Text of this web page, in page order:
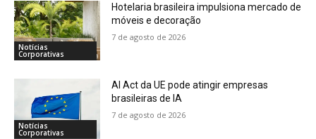
Notícias
Corporativas
Hotelaria brasileira impulsiona mercado de
móveis e decoração
7 de agosto de 2026
Notícias
Corporativas
AI Act da UE pode atingir empresas
brasileiras de IA
7 de agosto de 2026